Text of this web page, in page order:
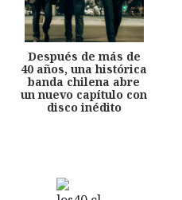
Después de más de
40 años, una histórica
banda chilena abre
un nuevo capítulo con
disco inédito